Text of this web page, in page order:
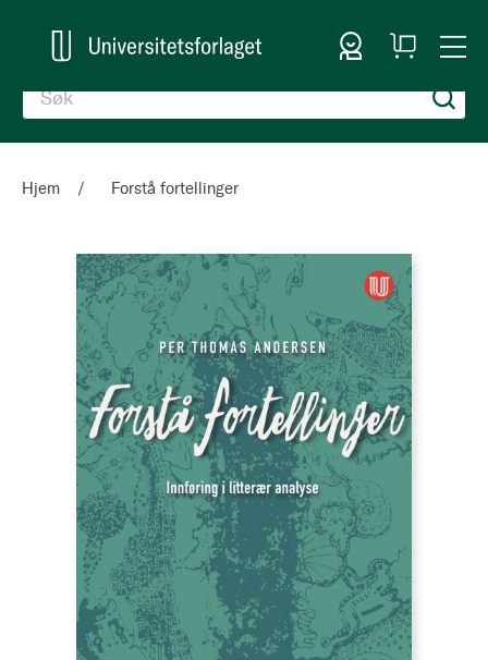
Logg inn
Handlekurv
Hjem Forstå fortellinger